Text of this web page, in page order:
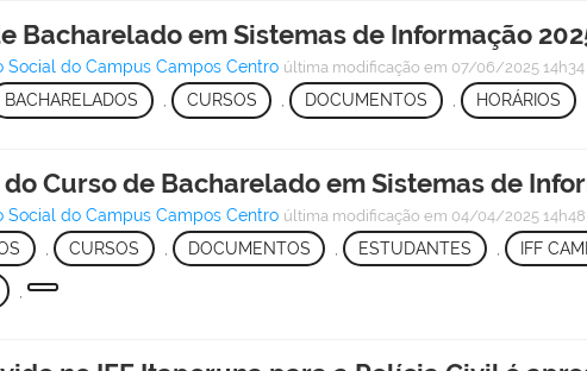
Bacharelado em Sistemas de Informação
Social do Campus Campos Centro última modificação em 07/06/2025 14h34
BACHARELADOS , CURSOS , DOCUMENTOS , HORÁRIOS
Curso de Bacharelado em Sistemas de
Social do Campus Campos Centro última modificação em 04/04/2025 14h48
CURSOS DOCUMENTOS , ESTUDANTES , IFF